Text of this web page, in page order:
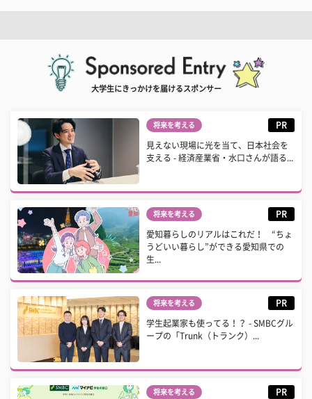
大学生にきっかけを届けるスポンサー
将来を考える PR
見えない現場に光を当て、日本社会を
支える - 経済産業省・水口さんが語る...
将来を考える PR
愛知暮らしのリアルはこれだ！ “ちょ
うどいい暮らし”ができる愛知県での
生...
将来を考える PR
学生起業家も使ってる！？ - SMBCグル
ープの「Trunk（トランク）...
将来を考える PR